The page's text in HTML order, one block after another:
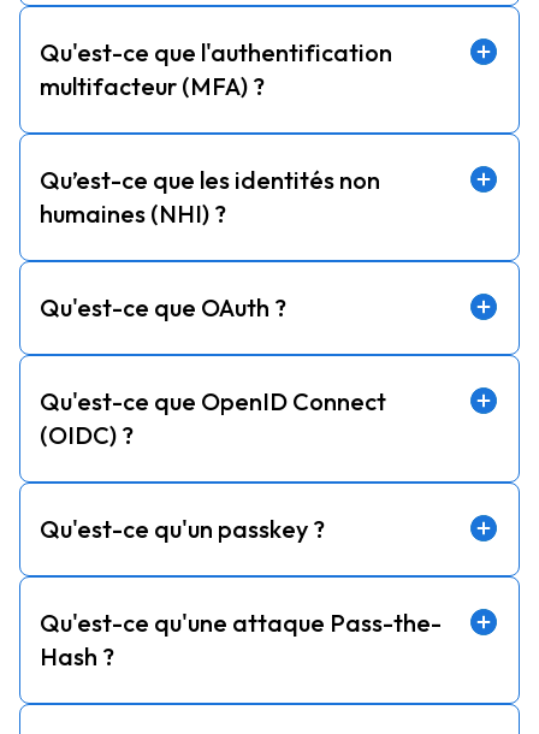
Qu'est-ce que l'authentification
multifacteur (MFA) ?
Qu’est-ce que les identités non
humaines (NHI) ?
Qu'est-ce que OAuth ?
Qu'est-ce que OpenID Connect
(OIDC) ?
Qu'est-ce qu'un passkey ?
Qu'est-ce qu'une attaque Pass-the-
Hash ?